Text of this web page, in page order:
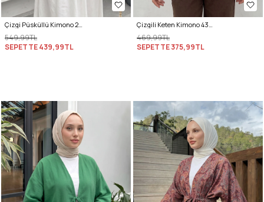
Çizgi Püsküllü Kimono 2353 - PUDRA
549,99TL
SEPETTE439,99TL
Çizgili Keten Kimono 43481 - VİZON
469,99TL
SEPETTE375,99TL